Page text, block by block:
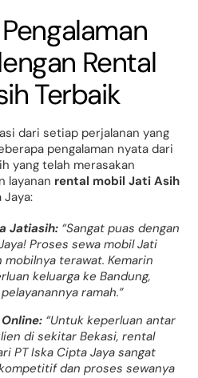
Rental
Terbaik
dari setiap perjalanan yang
pengalaman nyata dari
yang telah merasakan
layanan rental mobil Jati Asih
Jaya:
Jatiasih: “Sangat puas dengan
Proses sewa mobil Jati
terawat. Kemarin
keluarga ke Bandung,
ramah.”
“Untuk keperluan antar
di sekitar Bekasi, rental
PT Iska Cipta Jaya sangat
dan proses sewanya